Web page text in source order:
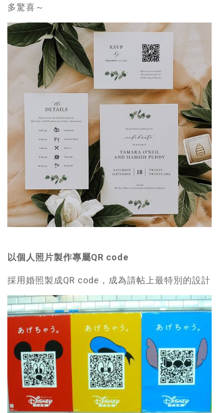
多驚喜～
以個人照片製作專屬QR code
採用婚照製成QR code，成為請帖上最特別的設計